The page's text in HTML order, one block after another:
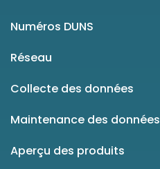
Numéros DUNS
Réseau
Collecte des données
Maintenance des données
Aperçu des produits